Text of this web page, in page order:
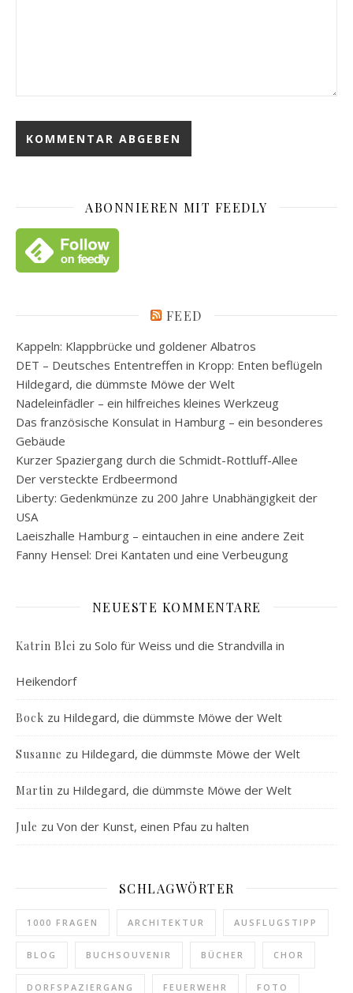
ABONNIEREN MIT FEEDLY
FEED
Kappeln: Klappbrücke und goldener Albatros
DET – Deutsches Ententreffen in Kropp: Enten beflügeln
Hildegard, die dümmste Möwe der Welt
Nadeleinfädler – ein hilfreiches kleines Werkzeug
Das französische Konsulat in Hamburg – ein besonderes
Gebäude
Kurzer Spaziergang durch die Schmidt-Rottluff-Allee
Der versteckte Erdbeermond
Liberty: Gedenkmünze zu 200 Jahre Unabhängigkeit der
USA
Laeiszhalle Hamburg – eintauchen in eine andere Zeit
Fanny Hensel: Drei Kantaten und eine Verbeugung
NEUESTE KOMMENTARE
Katrin Blei zu Solo für Weiss und die Strandvilla in
Heikendorf
Bock zu Hildegard, die dümmste Möwe der Welt
Susanne zu Hildegard, die dümmste Möwe der Welt
Martin zu Hildegard, die dümmste Möwe der Welt
Jule zu Von der Kunst, einen Pfau zu halten
SCHLAGWÖRTER
1000 FRAGEN ARCHITEKTUR AUSFLUGSTIPP
BLOG BUCHSOUVENIR BÜCHER CHOR
DORFSPAZIERGANG FEUERWEHR FOTO